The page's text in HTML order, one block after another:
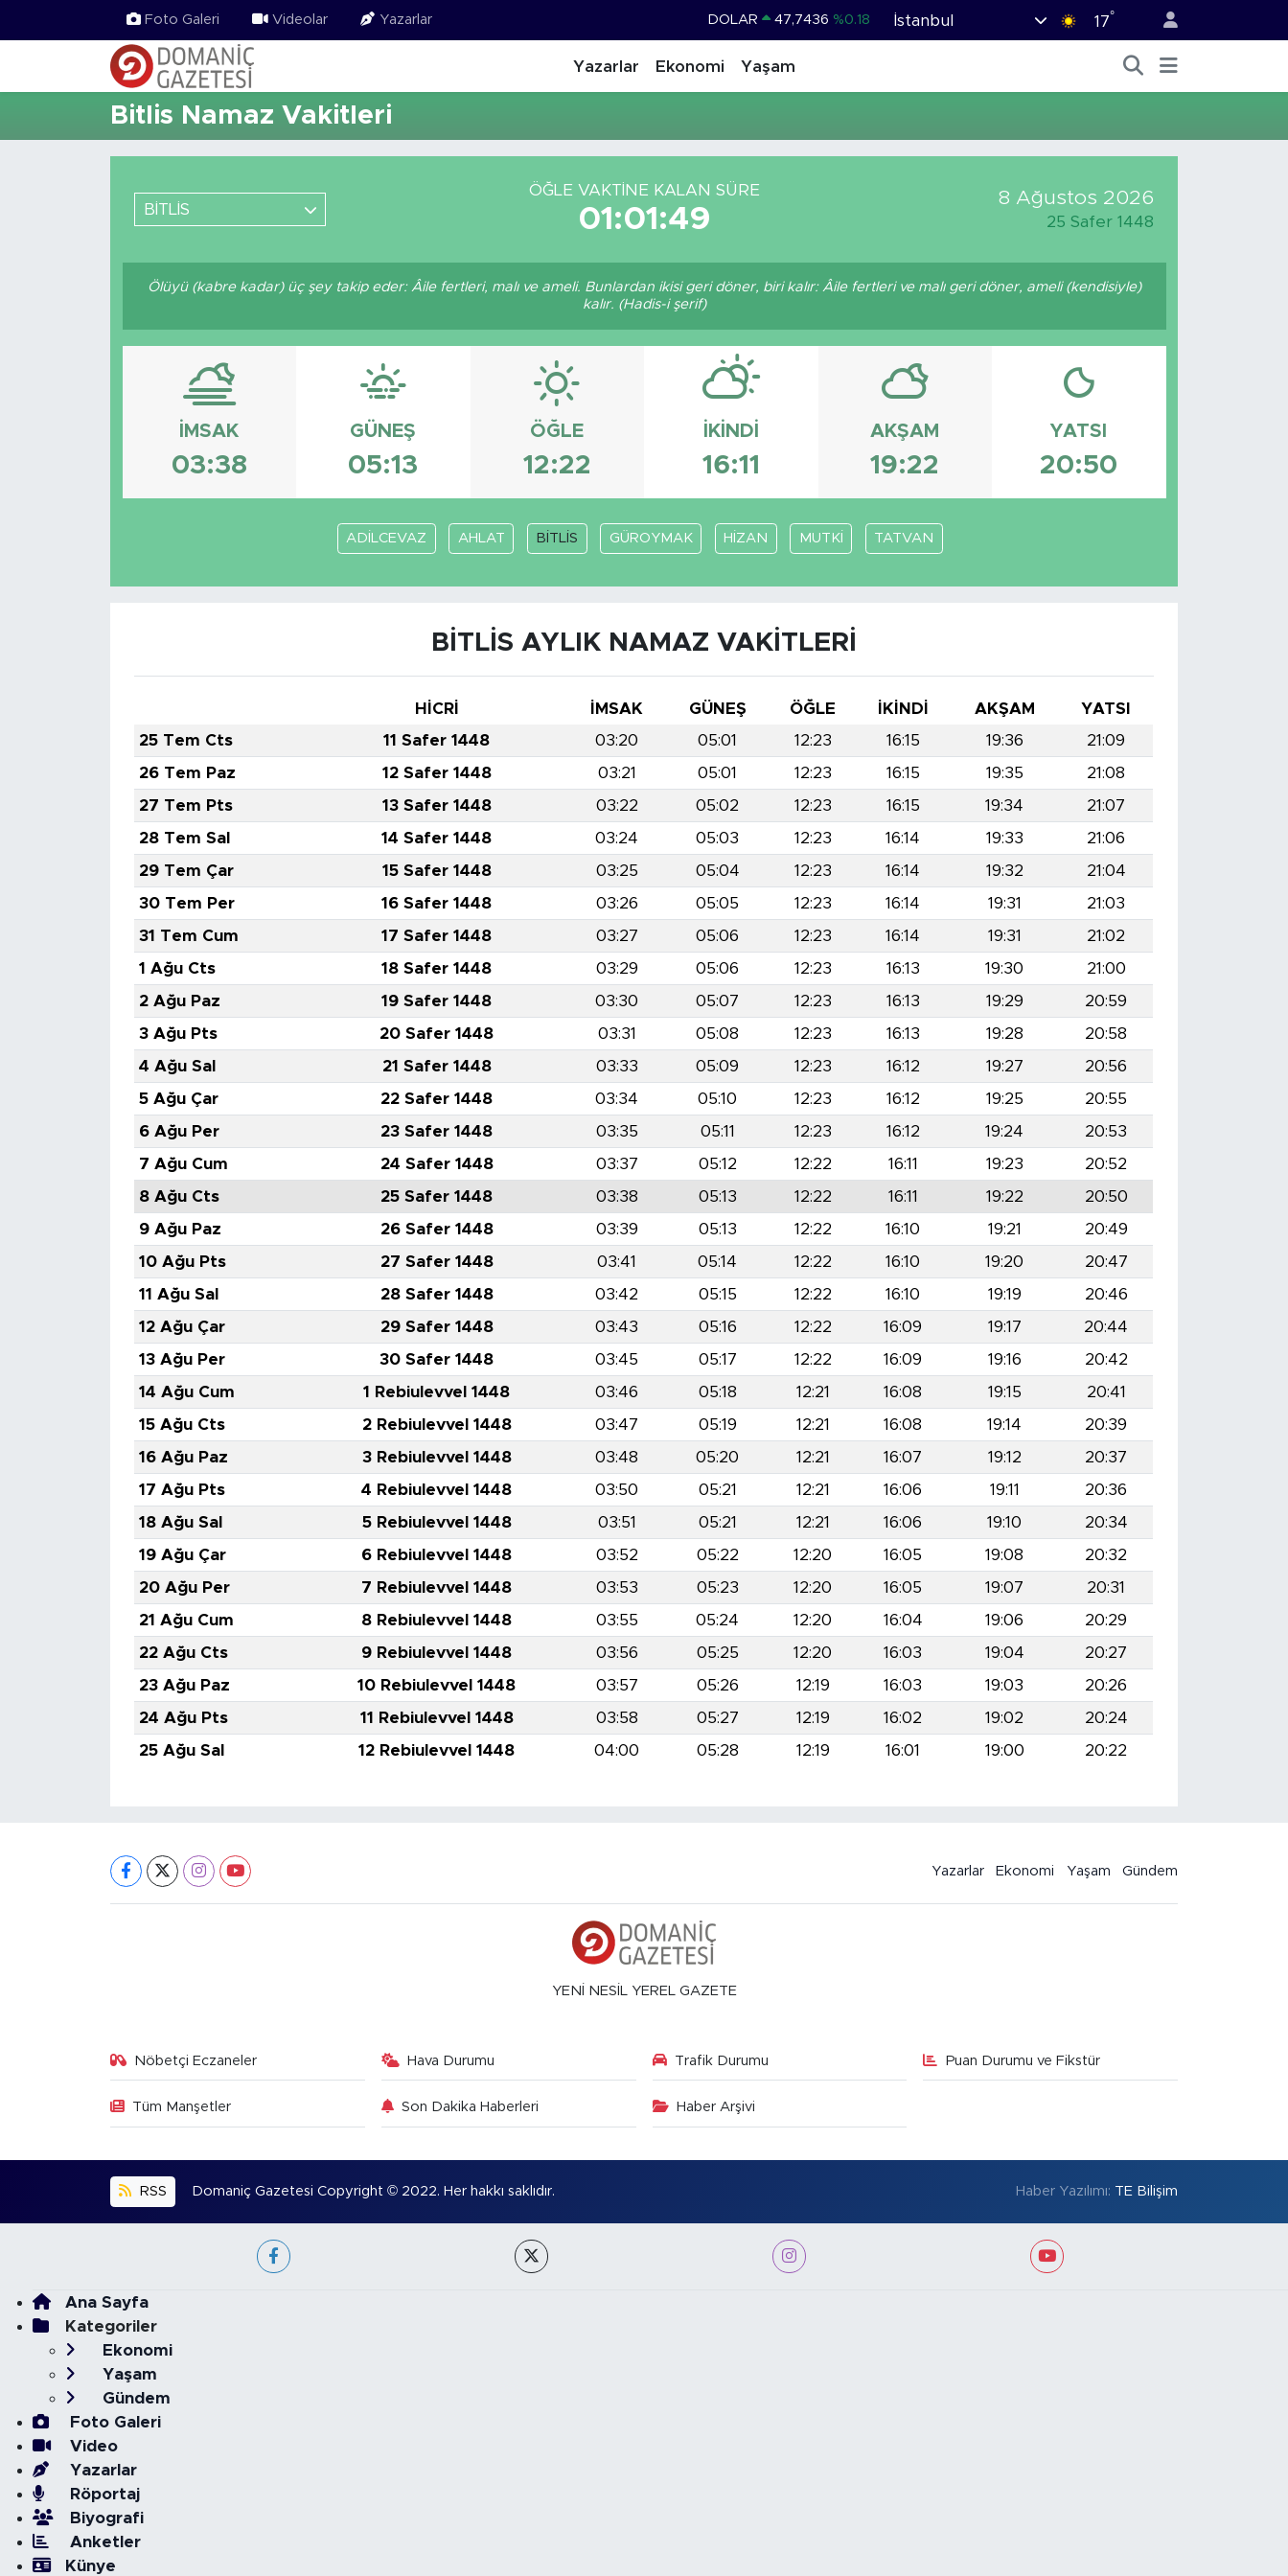
Foto Galeri Videolar Yazarlar DOLAR 47,7436 %0.18
STERLİN 64,4811 %0.38
BİST100 13.779 %-14
BITCOIN
İstanbul 17°
Yazarlar Ekonomi Yaşam
Bitlis Namaz Vakitleri
BİTLİS
ÖĞLE VAKTINE KALAN SÜRE
01:01:49
8 Ağustos 2026
25 Safer 1448
Ölüyü (kabre kadar) üç şey takip eder: Âile fertleri, malı ve ameli. Bunlardan ikisi geri döner, biri kalır: Âile fertleri ve malı geri döner, ameli (kendisiyle)
kalır. (Hadis-i şerif)
İMSAK
03:38
GÜNEŞ
05:13
ÖĞLE
12:22
İKINDI
16:11
AKŞAM
19:22
YATSI
20:50
ADİLCEVAZ AHLAT BİTLİS GÜROYMAK HİZAN MUTKİ TATVAN
BİTLİS AYLIK NAMAZ VAKITLERI
HİCRİ İMSAK GÜNEŞ ÖĞLE İKINDI AKŞAM
YATSI
25 Tem Cts
11 Safer 1448 03:20 05:01 12:23 16:15 19:36
21:09
26 Tem Paz
12 Safer 1448 03:21 05:01 12:23 16:15 19:35
21:08
27 Tem Pts
13 Safer 1448 03:22 05:02 12:23 16:15 19:34
21:07
28 Tem Sal
14 Safer 1448 03:24 05:03 12:23 16:14 19:33
21:06
29 Tem Çar
15 Safer 1448 03:25 05:04 12:23 16:14 19:32
21:04
30 Tem Per
16 Safer 1448 03:26 05:05 12:23 16:14 19:31
21:03
31 Tem Cum
17 Safer 1448 03:27 05:06 12:23 16:14 19:31
21:02
1 Ağu Cts
18 Safer 1448 03:29 05:06 12:23 16:13 19:30
21:00
2 Ağu Paz
19 Safer 1448 03:30 05:07 12:23 16:13 19:29
20:59
3 Ağu Pts
20 Safer 1448 03:31 05:08 12:23 16:13 19:28
20:58
4 Ağu Sal
21 Safer 1448 03:33 05:09 12:23 16:12 19:27
20:56
5 Ağu Çar
22 Safer 1448 03:34 05:10 12:23 16:12 19:25
20:55
6 Ağu Per
23 Safer 1448 03:35 05:11 12:23 16:12 19:24
20:53
7 Ağu Cum
24 Safer 1448 03:37 05:12 12:22 16:11 19:23
20:52
8 Ağu Cts
25 Safer 1448 03:38 05:13 12:22 16:11 19:22
20:50
9 Ağu Paz
26 Safer 1448 03:39 05:13 12:22 16:10 19:21
20:49
10 Ağu Pts
27 Safer 1448 03:41 05:14 12:22 16:10 19:20
20:47
11 Ağu Sal
28 Safer 1448 03:42 05:15 12:22 16:10 19:19
20:46
12 Ağu Çar
29 Safer 1448 03:43 05:16 12:22 16:09 19:17
20:44
13 Ağu Per
30 Safer 1448 03:45 05:17 12:22 16:09 19:16
20:42
14 Ağu Cum
1 Rebiulevvel 1448 03:46 05:18 12:21 16:08 19:15
20:41
15 Ağu Cts
2 Rebiulevvel 1448 03:47 05:19 12:21 16:08 19:14
20:39
16 Ağu Paz
3 Rebiulevvel 1448 03:48 05:20 12:21 16:07 19:12
20:37
17 Ağu Pts
4 Rebiulevvel 1448 03:50 05:21 12:21 16:06 19:11
20:36
18 Ağu Sal
5 Rebiulevvel 1448 03:51 05:21 12:21 16:06 19:10
20:34
19 Ağu Çar
6 Rebiulevvel 1448 03:52 05:22 12:20 16:05 19:08
20:32
20 Ağu Per
7 Rebiulevvel 1448 03:53 05:23 12:20 16:05 19:07
20:31
21 Ağu Cum
8 Rebiulevvel 1448 03:55 05:24 12:20 16:04 19:06
20:29
22 Ağu Cts
9 Rebiulevvel 1448 03:56 05:25 12:20 16:03 19:04
20:27
23 Ağu Paz
10 Rebiulevvel 1448 03:57 05:26 12:19 16:03 19:03
20:26
24 Ağu Pts
11 Rebiulevvel 1448 03:58 05:27 12:19 16:02 19:02
20:24
25 Ağu Sal
12 Rebiulevvel 1448 04:00 05:28 12:19 16:01 19:00 20:22
Yazarlar Ekonomi Yaşam Gündem
YENİ NESİL YEREL GAZETE
Nöbetçi Eczaneler Hava Durumu Trafik Durumu Puan Durumu ve Fikstür
Tüm Manşetler Son Dakika Haberleri Haber Arşivi
RSS Domaniç Gazetesi Copyright © 2022. Her hakkı saklıdır. Haber Yazılımı: TE Bilişim
Ana Sayfa
Kategoriler
Ekonomi
Yaşam
Gündem
Foto Galeri
Video
Yazarlar
Röportaj
Biyografi
Anketler
Künye